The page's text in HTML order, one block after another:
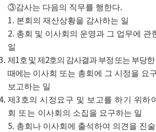
③감사는 다음의 직무를 행한다.
1. 본회의 재산상황을 감사하는 일
2. 총회 및 이사회의 운영과 그 업무에 관
일
제 1호 및 제 2호의 감사결과 부정 또는 부당
때에는 이사회 또는 총회에 그 시정을 요
보고하는 일
제3 호의 시정요구 및 보고를 하기 위하
회 또는 이사회의 소집을 요구하는 일
5. 총회나 이사회에 출석하여 의견을 진